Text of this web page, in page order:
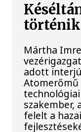
Mártha
adott
szakember,
felelt a